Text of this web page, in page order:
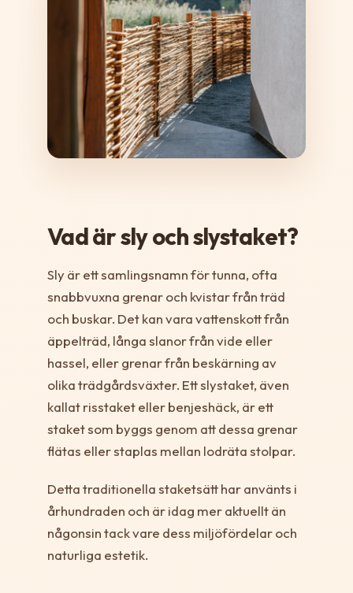
Vad är sly och slystaket?
Sly är ett samlingsnamn för tunna, ofta
snabbvuxna grenar och kvistar från träd
och buskar. Det kan vara vattenskott från
äppelträd, långa slanor från vide eller
hassel, eller grenar från beskärning av
olika trädgårdsväxter. Ett slystaket, även
kallat risstaket eller benjeshäck, är ett
staket som byggs genom att dessa grenar
flätas eller staplas mellan lodräta stolpar.
Detta traditionella staketsätt har använts i
århundraden och är idag mer aktuellt än
någonsin tack vare dess miljöfördelar och
naturliga estetik.